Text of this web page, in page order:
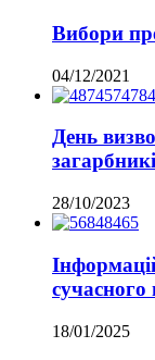
Вибори
04/12/2021
День
28/10/2023
сучасного
18/01/2025